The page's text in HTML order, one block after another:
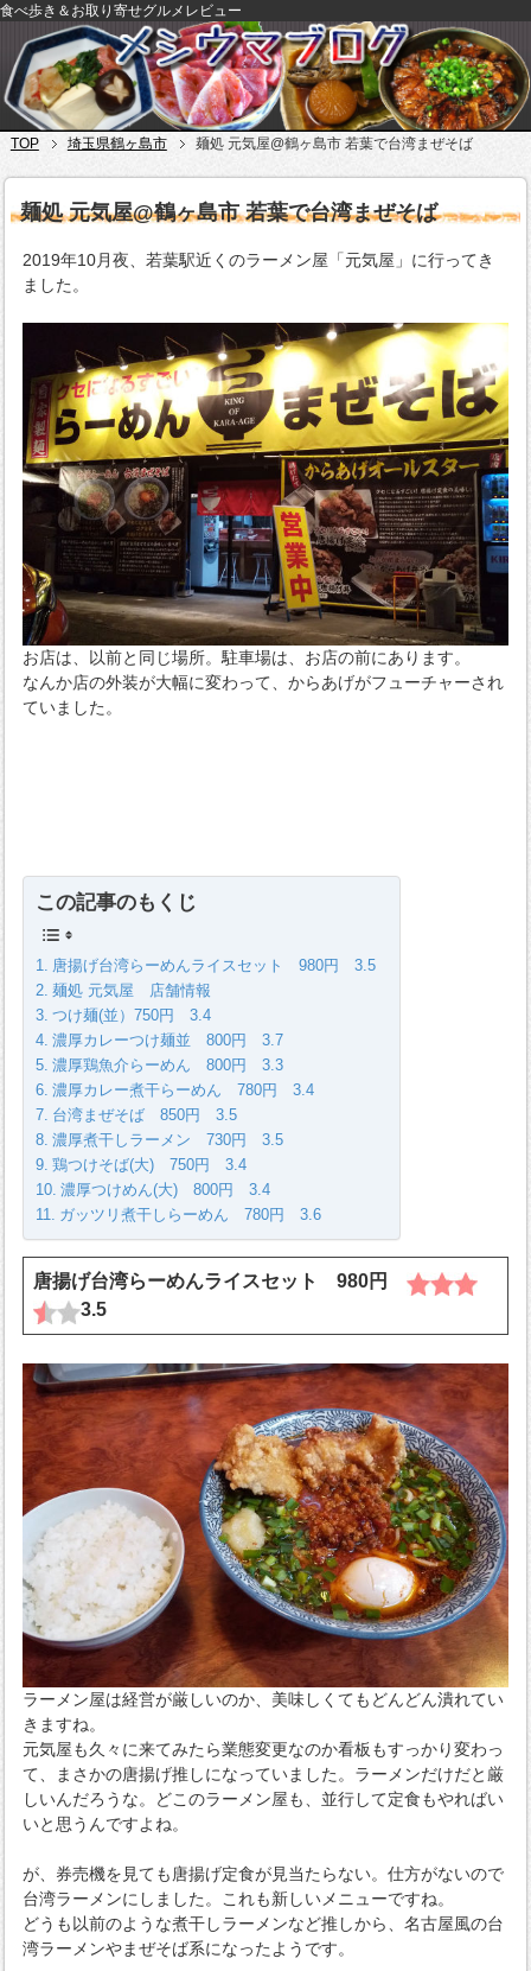
食べ歩き＆お取り寄せグルメレビュー
TOP 埼玉県鶴ヶ島市 麺処 元気屋@鶴ヶ島市 若葉で台湾まぜそば
麺処 元気屋@鶴ヶ島市 若葉で台湾まぜそば
2019年10月夜、若葉駅近くのラーメン屋「元気屋」に行ってき
ました。
お店は、以前と同じ場所。駐車場は、お店の前にあります。
なんか店の外装が大幅に変わって、からあげがフューチャーされ
ていました。
この記事のもくじ
唐揚げ台湾らーめんライスセット 980円 3.5
麺処 元気屋 店舗情報
つけ麺(並）750円 3.4
濃厚カレーつけ麺並 800円 3.7
濃厚鶏魚介らーめん 800円 3.3
濃厚カレー煮干らーめん 780円 3.4
台湾まぜそば 850円 3.5
濃厚煮干しラーメン 730円 3.5
鶏つけそば(大) 750円 3.4
濃厚つけめん(大) 800円 3.4
ガッツリ煮干しらーめん 780円 3.6
唐揚げ台湾らーめんライスセット 980円
3.5
ラーメン屋は経営が厳しいのか、美味しくてもどんどん潰れてい
きますね。
元気屋も久々に来てみたら業態変更なのか看板もすっかり変わっ
て、まさかの唐揚げ推しになっていました。ラーメンだけだと厳
しいんだろうな。どこのラーメン屋も、並行して定食もやればい
いと思うんですよね。
が、券売機を見ても唐揚げ定食が見当たらない。仕方がないので
台湾ラーメンにしました。これも新しいメニューですね。
どうも以前のような煮干しラーメンなど推しから、名古屋風の台
湾ラーメンやまぜそば系になったようです。